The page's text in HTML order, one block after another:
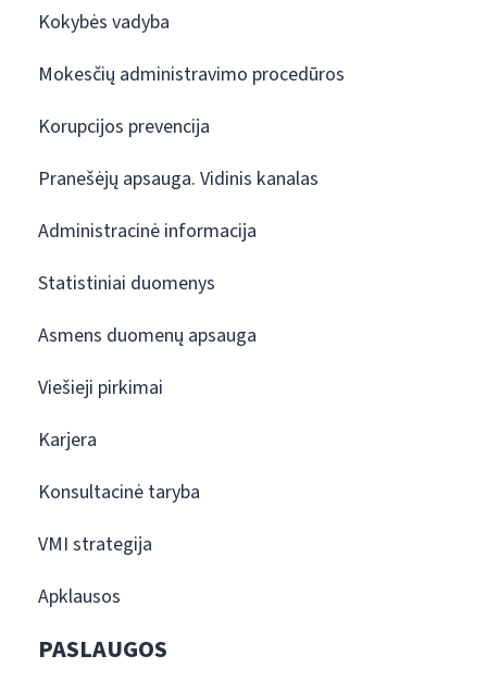
Kokybės vadyba
Mokesčių administravimo procedūros
Korupcijos prevencija
Pranešėjų apsauga. Vidinis kanalas
Administracinė informacija
Statistiniai duomenys
Asmens duomenų apsauga
Viešieji pirkimai
Karjera
Konsultacinė taryba
VMI strategija
Apklausos
PASLAUGOS